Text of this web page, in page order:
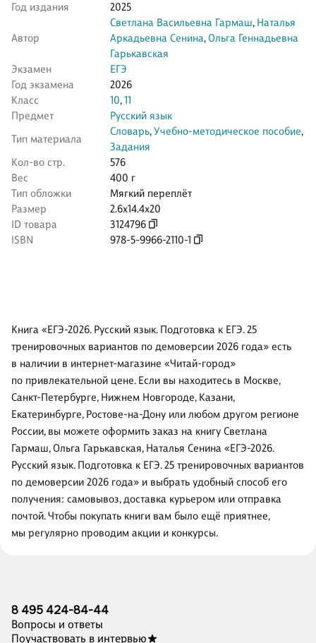
Год издания
2025
Автор
Светлана Васильевна Гармаш, Наталья
Аркадьевна Сенина,Ольга Геннадьевна
Гарькавская
Экзамен
ЕГЭ
Год экзамена
2026
Класс
10,11
Предмет
Русский язык
Тип материала
Словарь,Учебно-методическое пособие,
Задания
Кол-во стр.
576
Вес
400 г
Тип обложки
Мягкий переплёт
Размер
2.6x14.4x20
ID товара
3124796
ISBN
978-5-9966-2110-1
Книга «ЕГЭ-2026. Русский язык. Подготовка к ЕГЭ. 25
тренировочных вариантов по демоверсии 2026 года» есть
в наличии в интернет-магазине «Читай-город»
по привлекательной цене. Если вы находитесь в Москве,
Санкт-Петербурге, Нижнем Новгороде, Казани,
Екатеринбурге, Ростове-на-Дону или любом другом регионе
России, вы можете оформить заказ на книгу Светлана
Гармаш, Ольга Гарькавская, Наталья Сенина «ЕГЭ-2026.
Русский язык. Подготовка к ЕГЭ. 25 тренировочных вариантов
по демоверсии 2026 года» и выбрать удобный способ его
получения: самовывоз, доставка курьером или отправка
почтой. Чтобы покупать книги вам было ещё приятнее,
мы регулярно проводим акции и конкурсы.
8 495 424-84-44
Вопросы и ответы
Поучаствовать в интервью